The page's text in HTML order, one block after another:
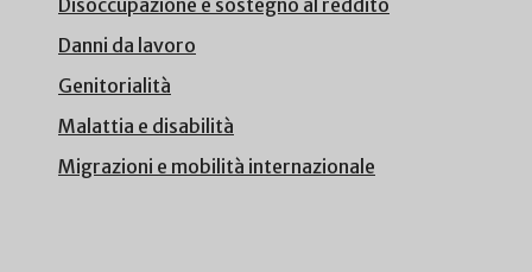
Danni da lavoro
Genitorialità
Malattia e disabilità
Migrazioni e mobilità internazionale